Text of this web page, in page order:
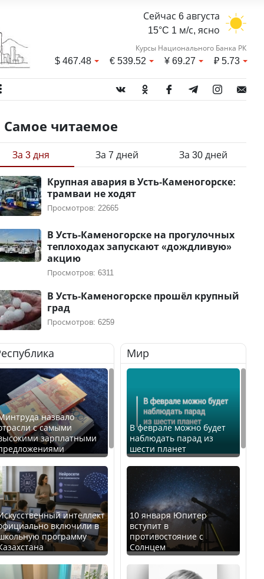
Сейчас 6 августа
15°C 1 м/с, ясно
Курсы Национального Банка РК
$467.48 €539.52 ¥69.27 ₽5.73
Самое читаемое
За 3 дня За 7 дней За 30 дней
Крупная авария в Усть-Каменогорске:
трамваи не ходят
Просмотров: 22665
В Усть-Каменогорске на прогулочных
теплоходах запускают «дождливую»
акцию
Просмотров: 6311
В Усть-Каменогорске прошёл крупный
град
Просмотров: 6259
назвало
с самыми
зарплатными
интеллект
включили в
программу
Мир
В феврале можно будет
наблюдать парад из
шести планет
10 января Юпитер
вступит в
противостояние с
Солнцем